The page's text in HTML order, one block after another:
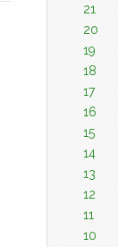
21
20
19
18
17
16
15
14
13
12
11
10